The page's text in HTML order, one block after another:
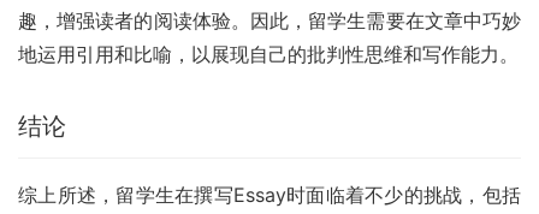
趣，增强读者的阅读体验。因此，留学生需要在文章中巧妙
地运用引用和比喻，以展现自己的批判性思维和写作能力。
结论
综上所述，留学生在撰写Essay时面临着不少的挑战，包括